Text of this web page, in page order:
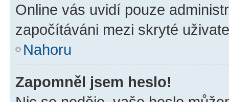
Online vás uvidí pouze
započítáváni mezi skryté
Nahoru
Zapomněl jsem heslo!